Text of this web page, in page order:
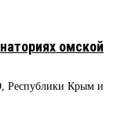
омской
Республики Крым и